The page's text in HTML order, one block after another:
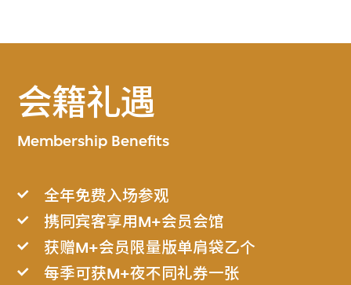
会籍礼遇
Membership Benefits
全年免费入场参观
携同宾客享用M+会员会馆
获赠M+会员限量版单肩袋乙个
每季可获M+夜不同礼券一张